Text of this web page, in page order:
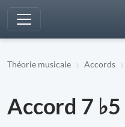
Théorie musicale Accords
Accord 7 ♭5